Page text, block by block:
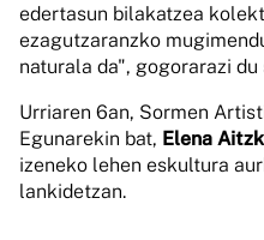
edertasun bilakatzea
ezagutzaranzko
naturala da", gogorarazi
Urriaren 6an, Sormen
Egunarekin bat, Elena
izeneko lehen eskultura
lankidetzan.